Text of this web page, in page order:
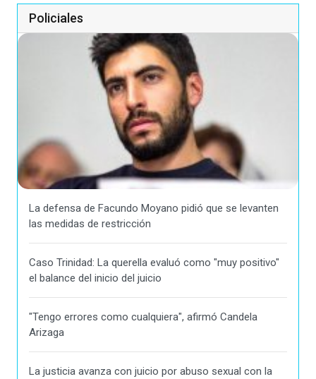
Policiales
La defensa de Facundo Moyano pidió que se levanten
las medidas de restricción
Caso Trinidad: La querella evaluó como "muy positivo"
el balance del inicio del juicio
"Tengo errores como cualquiera", afirmó Candela
Arizaga
La justicia avanza con juicio por abuso sexual con la